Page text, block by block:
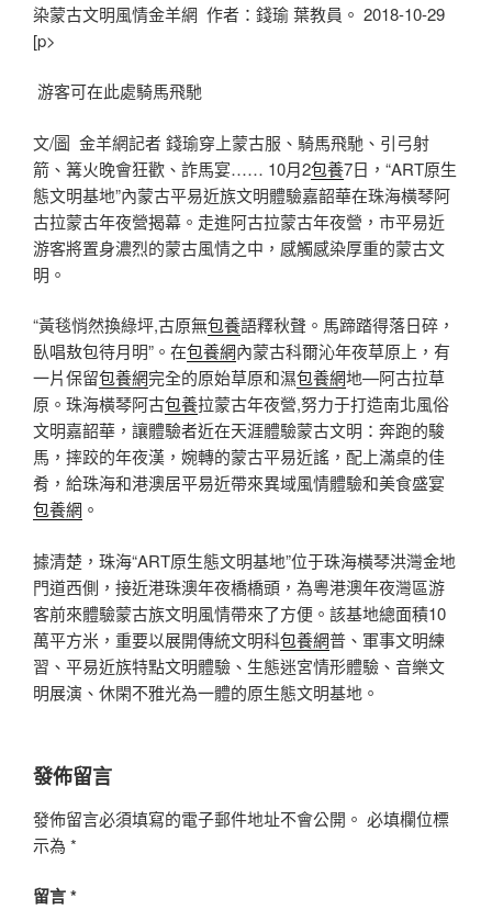
染蒙古文明風情金羊網 作者：錢瑜 葉教員。 2018-10-29
[p>
游客可在此處騎馬飛馳
文/圖 金羊網記者 錢瑜穿上蒙古服、騎馬飛馳、引弓射
箭、篝火晚會狂歡、詐馬宴…… 10月2包養7日，“ART原生
態文明基地”內蒙古平易近族文明體驗嘉韶華在珠海橫琴阿
古拉蒙古年夜營揭幕。走進阿古拉蒙古年夜營，市平易近
游客將置身濃烈的蒙古風情之中，感觸感染厚重的蒙古文
明。
“黃毯悄然換綠坪,古原無包養語釋秋聲。馬蹄踏得落日碎，
臥唱敖包待月明”。在包養網內蒙古科爾沁年夜草原上，有
一片保留包養網完全的原始草原和濕包養網地—阿古拉草
原。珠海橫琴阿古包養拉蒙古年夜營,努力于打造南北風俗
文明嘉韶華，讓體驗者近在天涯體驗蒙古文明：奔跑的駿
馬，摔跤的年夜漢，婉轉的蒙古平易近謠，配上滿桌的佳
肴，給珠海和港澳居平易近帶來異域風情體驗和美食盛宴
包養網 。
據清楚，珠海“ART原生態文明基地”位于珠海橫琴洪灣金地
門道西側，接近港珠澳年夜橋橋頭，為粵港澳年夜灣區游
客前來體驗蒙古族文明風情帶來了方便。該基地總面積10
萬平方米，重要以展開傳統文明科包養網普、軍事文明練
習、平易近族特點文明體驗、生態迷宮情形體驗、音樂文
明展演、休閑不雅光為一體的原生態文明基地。
發佈留言
發佈留言必須填寫的電子郵件地址不會公開。 必填欄位標
示為 *
留言*